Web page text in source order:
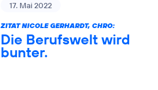
17. Mai 2022
ZITAT NICOLE GERHARDT, CHRO:
Die Berufswelt wird
bunter.